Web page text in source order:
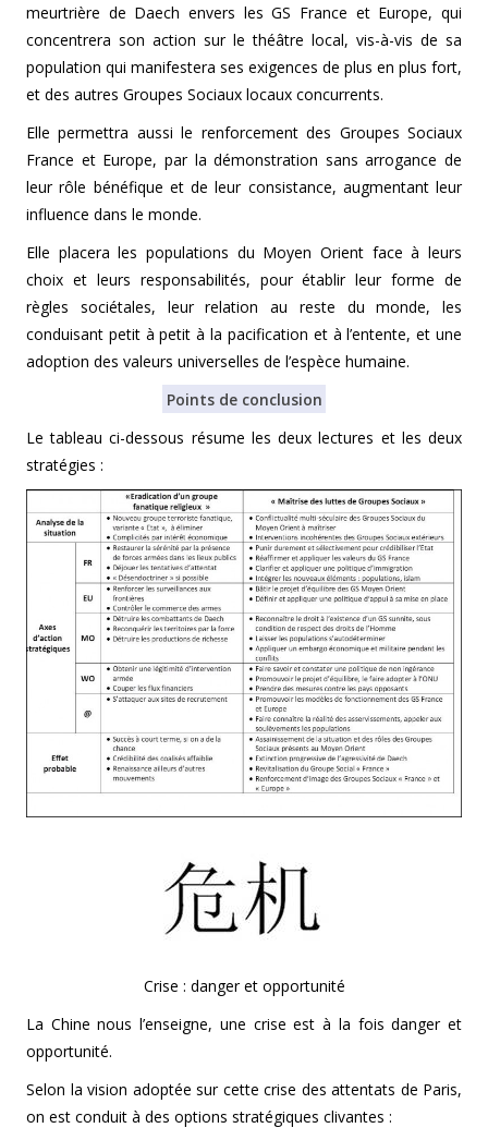
meurtrière de Daech envers les GS France et Europe, qui
concentrera son action sur le théâtre local, vis-à-vis de sa
population qui manifestera ses exigences de plus en plus fort,
et des autres Groupes Sociaux locaux concurrents.
Elle permettra aussi le renforcement des Groupes Sociaux
France et Europe, par la démonstration sans arrogance de
leur rôle bénéfique et de leur consistance, augmentant leur
influence dans le monde.
Elle placera les populations du Moyen Orient face à leurs
choix et leurs responsabilités, pour établir leur forme de
règles sociétales, leur relation au reste du monde, les
conduisant petit à petit à la pacification et à l’entente, et une
adoption des valeurs universelles de l’espèce humaine.
Points de conclusion
Le tableau ci-dessous résume les deux lectures et les deux
stratégies :
Crise : danger et opportunité
La Chine nous l’enseigne, une crise est à la fois danger et
opportunité.
Selon la vision adoptée sur cette crise des attentats de Paris,
on est conduit à des options stratégiques clivantes :